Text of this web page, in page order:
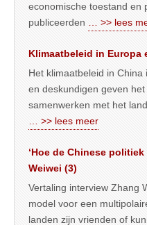
economische toestand en
publiceerden
… >> lees
Klimaatbeleid in Europa
Het klimaatbeleid in
en deskundigen geven
samenwerken met het
… >> lees meer
‘Hoe de Chinese
Weiwei (3)
Vertaling interview Zhang
model voor een
landen zijn vrienden of